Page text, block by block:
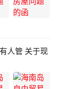
人管 关于现